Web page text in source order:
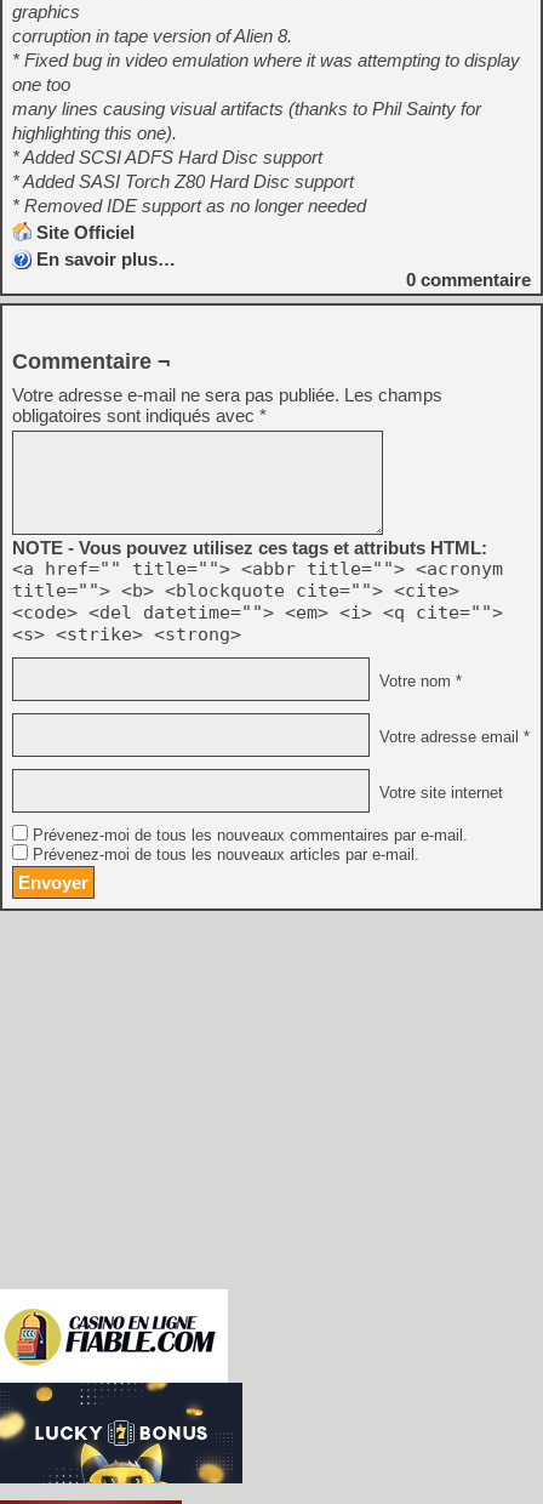
graphics
corruption in tape version of Alien 8.
* Fixed bug in video emulation where it was attempting to display
one too
many lines causing visual artifacts (thanks to Phil Sainty for
highlighting this one).
* Added SCSI ADFS Hard Disc support
* Added SASI Torch Z80 Hard Disc support
* Removed IDE support as no longer needed
Site Officiel
En savoir plus…
0 commentaire
Commentaire ¬
Votre adresse e-mail ne sera pas publiée. Les champs
obligatoires sont indiqués avec *
NOTE - Vous pouvez utilisez ces tags et attributs HTML:
<a href="" title=""> <abbr title=""> <acronym
title=""> <b> <blockquote cite=""> <cite>
<code> <del datetime=""> <em> <i> <q cite="">
<s> <strike> <strong>
Votre nom *
Votre adresse email *
Votre site internet
Prévenez-moi de tous les nouveaux commentaires par e-mail.
Prévenez-moi de tous les nouveaux articles par e-mail.